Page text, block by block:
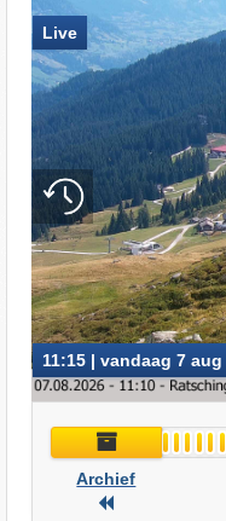
Live
11:15 | vandaag 7 aug
Archief
Archief
Archief